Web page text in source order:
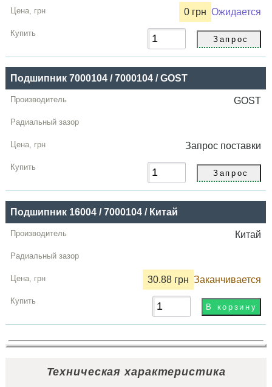
0 грн Ожидается
Подшипник 7000104 / 7000104 / GOST
GOST
Запрос поставки
Подшипник 16004 / 7000104 / Китай
Китай
30.88 грн Заканчивается
Техническая характеристика